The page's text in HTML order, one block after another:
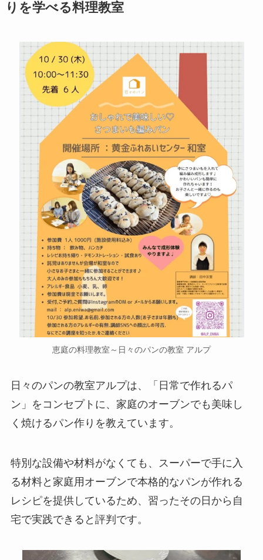
りを学べる料理教室
恵庭の料理教室～日々のパンの教室 アルプ
日々のパンの教室アルプは、「日常で作れるパ
ン」をコンセプトに、家庭のオーブンでも美味し
く焼けるパン作りを教えています。
特別な設備や材料がなくても、スーパーで手に入
る材料と家庭用オーブンで本格的なパンが作れる
レシピを提供しているため、習ったその日から自
宅で実践できると評判です。